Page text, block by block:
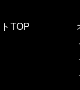
TOP